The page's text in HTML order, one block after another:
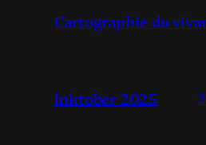
Cartographie du
Inktober 2025